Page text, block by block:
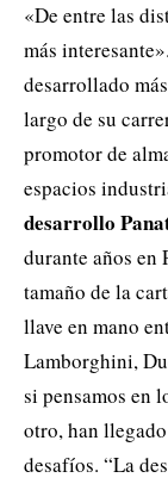
«De entre las
más
desarrollado
largo de su
promotor de
espacios
desarrollo
durante años
tamaño de la
llave en mano
Lamborghini,
si pensamos en
otro, han
desafíos. “La